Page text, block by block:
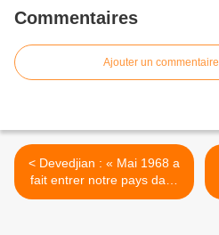
Commentaires
Ajouter un commentaire
< Devedjian : « Mai 1968 a
fait entrer notre pays dans
la modernité »